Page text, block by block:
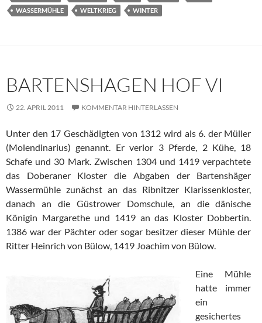
WASSERMÜHLE
WELTKRIEG WINTER
BARTENSHAGEN HOF VI
22. APRIL 2011 KOMMENTAR HINTERLASSEN
Unter den 17 Geschädigten von 1312 wird als 6. der Müller
(Molendinarius) genannt. Er verlor 3 Pferde, 2 Kühe, 18
Schafe und 30 Mark. Zwischen 1304 und 1419 verpachtete
das Doberaner Kloster die Abgaben der Bartenshäger
Wassermühle zunächst an das Ribnitzer Klarissenkloster,
danach an die Güstrower Domschule, an die dänische
Königin Margarethe und 1419 an das Kloster Dobbertin.
1386 war der Pächter oder sogar besitzer dieser Mühle der
Ritter Heinrich von Bülow, 1419 Joachim von Bülow.
Eine Mühle
hatte immer
ein
gesichertes